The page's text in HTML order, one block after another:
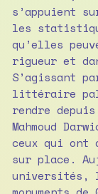
s’appuient
les
qu’elles
rigueur et
S’agissant
littéraire
rendre depuis
Mahmoud
ceux qui ont
sur place.
universités,